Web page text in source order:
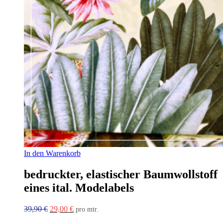
In den Warenkorb
bedruckter, elastischer Baumwollstoff
eines ital. Modelabels
39,90€ Ursprünglicher
29,00 €Aktueller
pro mtr.